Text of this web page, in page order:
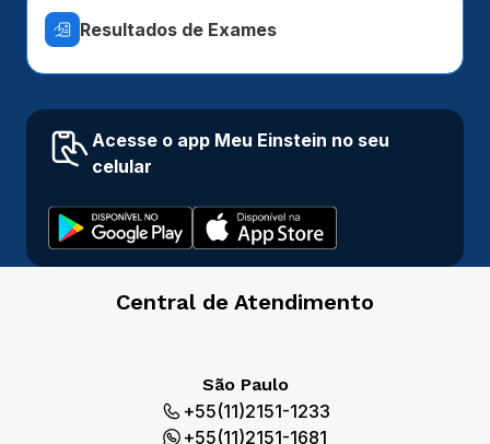
Resultados de Exames
Acesse o app Meu Einstein no seu
celular
Central de Atendimento
São Paulo
+55(11)2151-1233
+55(11)2151-1681